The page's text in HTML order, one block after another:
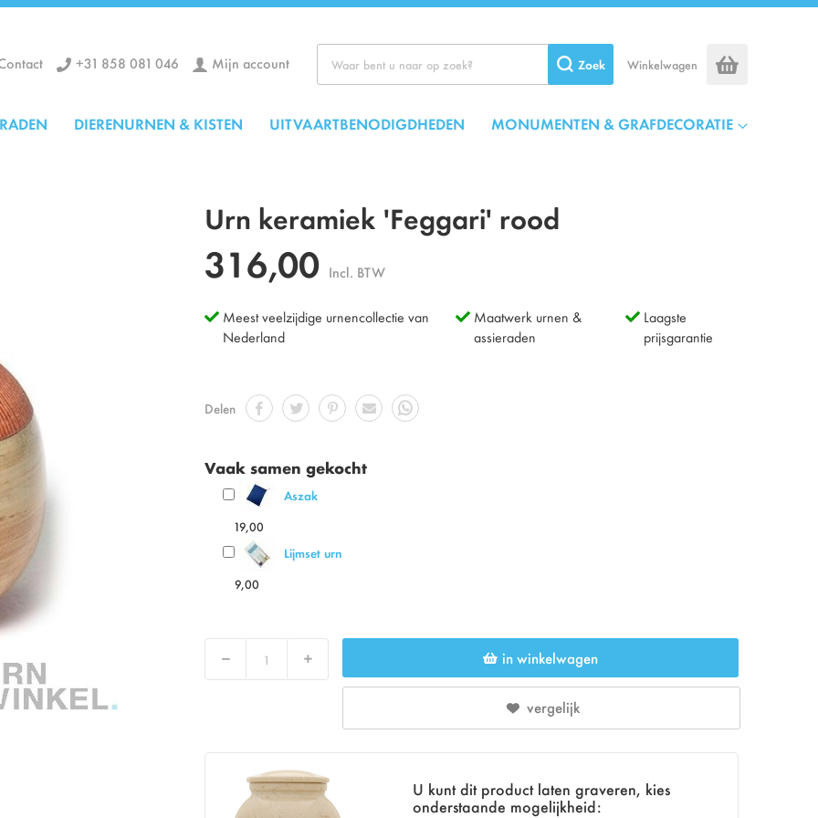
Winkelwagen
+31 858 081 046 Mijn account Zoek
DIERENURNEN & KISTEN UITVAARTBENODIGDHEDEN MONUMENTEN & GRAFDECORATIE
Urn keramiek 'Feggari' rood
316,00 Incl. BTW
Meest veelzijdige urnencollectie van
Nederland
Maatwerk urnen &
assieraden
Laagste
prijsgarantie
Delen
Vaak samen gekocht
Aszak
19,00
Lijmset urn
9,00
Verlaag Verhoog in winkelwagen
vergelijk
U kunt dit product laten graveren, kies
onderstaande mogelijkheid: